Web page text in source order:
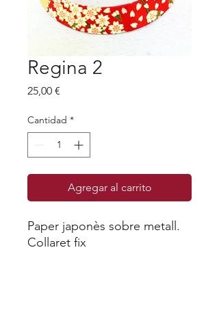
Regina 2
25,00 €
Cantidad *
Agregar al carrito
Paper japonès sobre metall.
Collaret fix